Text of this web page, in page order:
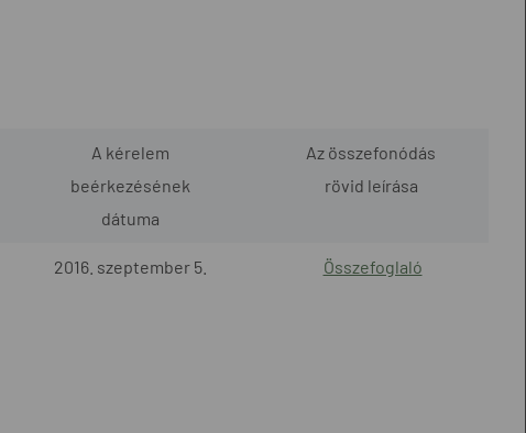
A kérelem
beérkezésének
dátuma
Az összefonódás
rövid leírása
2016. szeptember 5. Összefoglaló